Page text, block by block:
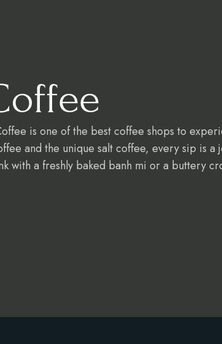
is one of the best coffee shops to
and the unique salt coffee, every sip is
with a freshly baked banh mi or a buttery